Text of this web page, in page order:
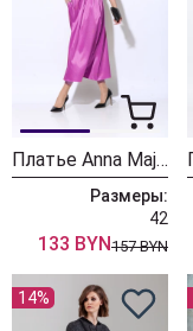
Платье Anna Majewska 1318 Jaipur
Размеры:
42
133 BYN157 BYN
14%